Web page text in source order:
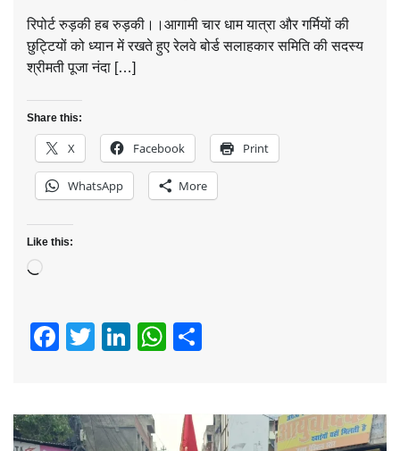
रिपोर्ट रुड़की हब रुड़की।।आगामी चार धाम यात्रा और गर्मियों की
छुट्टियों को ध्यान में रखते हुए रेलवे बोर्ड सलाहकार समिति की सदस्य
श्रीमती पूजा नंदा […]
Share this:
X Facebook Print
WhatsApp More
Like this:
Loading…
Facebook
Twitter
LinkedIn
WhatsApp